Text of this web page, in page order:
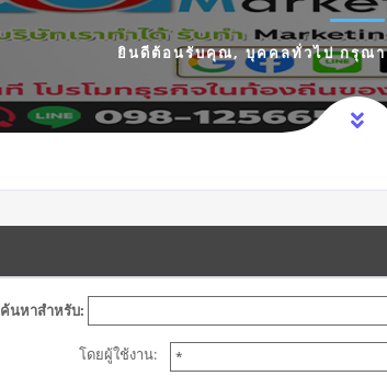
ยินดีต้อนรับคุณ,บุคคลทั่วไปกรุณ
ค้นหาสำหรับ:
โดยผู้ใช้งาน: